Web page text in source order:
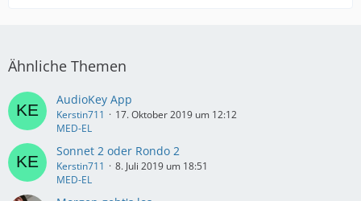
Ähnliche Themen
AudioKey App
Kerstin711
17. Oktober 2019 um 12:12
MED-EL
Sonnet 2 oder Rondo 2
Kerstin711
8. Juli 2019 um 18:51
MED-EL